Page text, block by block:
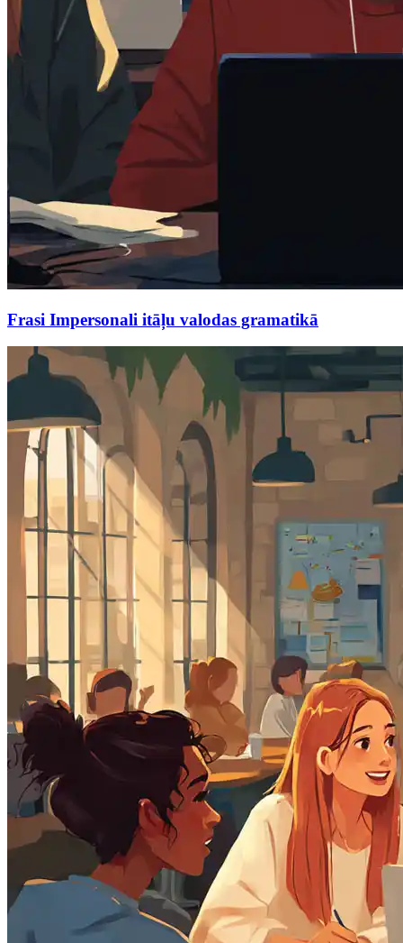
Frasi Impersonali itāļu valodas gramatikā